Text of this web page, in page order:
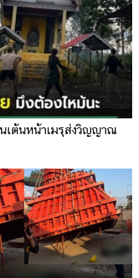
เต้นหน้าเมรุส่งวิญญาณ